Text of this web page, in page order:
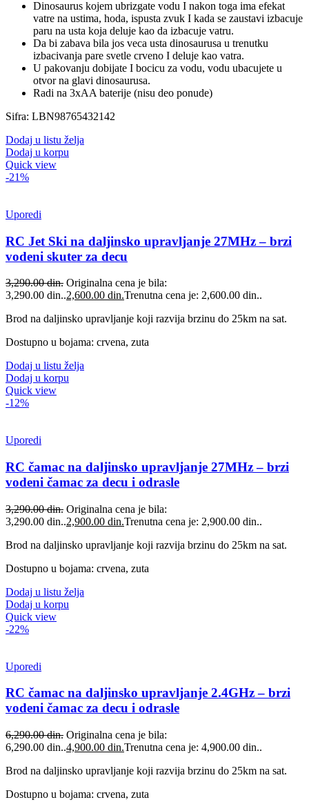
Dinosaurus kojem ubrizgate vodu I nakon toga ima efekat
vatre na ustima, hoda, ispusta zvuk I kada se zaustavi izbacuje
paru na usta koja deluje kao da izbacuje vatru.
Da bi zabava bila jos veca usta dinosaurusa u trenutku
izbacivanja pare svetle crveno I deluje kao vatra.
U pakovanju dobijate I bocicu za vodu, vodu ubacujete u
otvor na glavi dinosaurusa.
Radi na 3xAA baterije (nisu deo ponude)
Sifra: LBN98765432142
Dodaj u listu želja
Dodaj u korpu
Quick view
-21%
Uporedi
RC Jet Ski na daljinsko upravljanje 27MHz – brzi
vodeni skuter za decu
3,290.00din. Originalna cena je bila:
3,290.00 din..2,600.00 din.Trenutna cena je: 2,600.00 din..
Brod na daljinsko upravljanje koji razvija brzinu do 25km na sat.
Dostupno u bojama: crvena, zuta
Dodaj u listu želja
Dodaj u korpu
Quick view
-12%
Uporedi
RC čamac na daljinsko upravljanje 27MHz – brzi
vodeni čamac za decu i odrasle
3,290.00din. Originalna cena je bila:
3,290.00 din..2,900.00 din.Trenutna cena je: 2,900.00 din..
Brod na daljinsko upravljanje koji razvija brzinu do 25km na sat.
Dostupno u bojama: crvena, zuta
Dodaj u listu želja
Dodaj u korpu
Quick view
-22%
Uporedi
RC čamac na daljinsko upravljanje 2.4GHz – brzi
vodeni čamac za decu i odrasle
6,290.00din. Originalna cena je bila:
6,290.00 din..4,900.00 din.Trenutna cena je: 4,900.00 din..
Brod na daljinsko upravljanje koji razvija brzinu do 25km na sat.
Dostupno u bojama: crvena, zuta